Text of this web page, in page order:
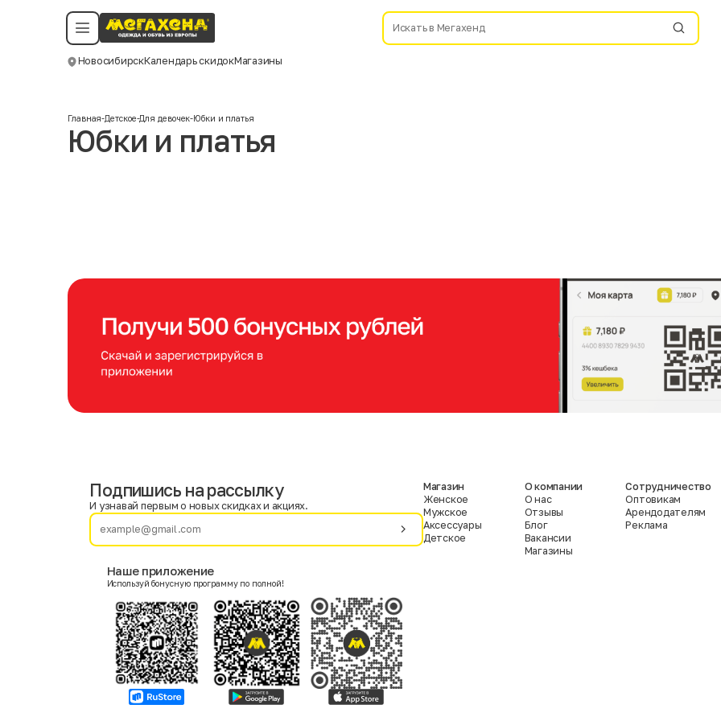
НовосибирскКалендарь скидокМагазины
Политика конфиденциальности
©️ Мегахенд 2026. Все права защищены.
Смотреть все даты
Главная-Детское-Для девочек-Юбки и платья
Юбки и платья
Фамилия
Женский
Согласие на получение чеков по электронной почте
Москва
Подпишись на рассылку
И узнавай первым о новых скидках и акциях.
Наше приложение
Используй бонусную программу по полной!
Магазин
Женское
Мужское
Аксессуары
Детское
О компании
О нас
Отзывы
Блог
Вакансии
Магазины
Сотрудничество
Оптовикам
Арендодателям
Реклама